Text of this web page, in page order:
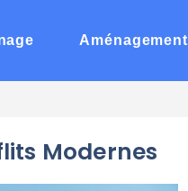
Aménagement
Modernes